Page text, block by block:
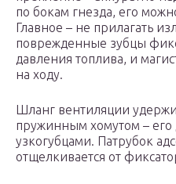
по бокам гнезда, его
Главное – не прилагать
поврежденные зубцы
давления топлива, и
на ходу.
Шланг вентиляции
пружинным хомутом – его
узкогубцами. Патрубок
отщелкивается от